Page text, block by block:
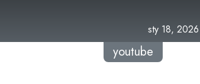
sty 18, 2026
youtube